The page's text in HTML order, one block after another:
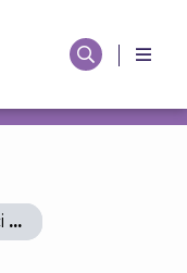
con ciudadanía;